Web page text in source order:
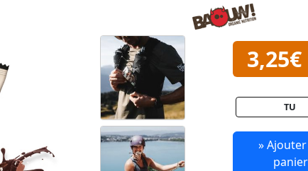
3,25€
TU
»
panier